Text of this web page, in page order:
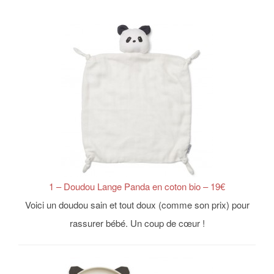
1 – Doudou Lange Panda en coton bio – 19€
Voici un doudou sain et tout doux (comme son prix) pour
rassurer bébé. Un coup de cœur !